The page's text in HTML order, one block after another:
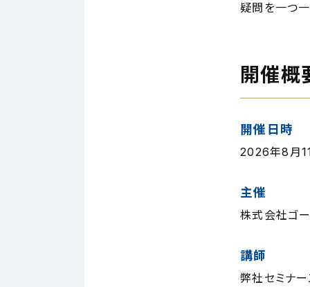
疑問を一つ一
開催概
開催日時
2026年8月
主催
株式会社ゴー
講師
弊社セミナー